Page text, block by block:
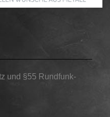
und §55 Rundfunk-